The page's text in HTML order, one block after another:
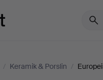
/ Keramik & Porslin /